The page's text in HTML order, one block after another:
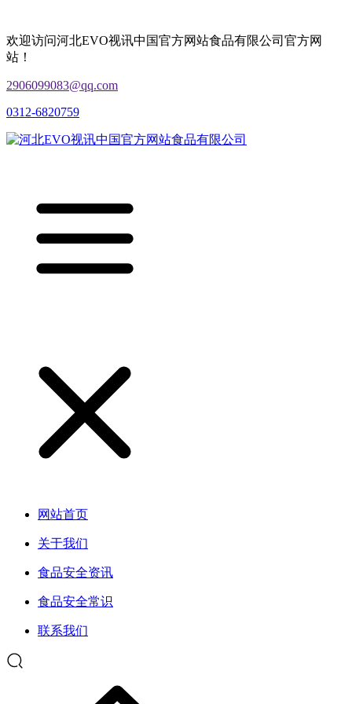
欢迎访问河北EVO视讯中国官方网站食品有限公司官方网
站！
2906099083@qq.com
0312-6820759
网站首页
关于我们
食品安全资讯
食品安全常识
联系我们